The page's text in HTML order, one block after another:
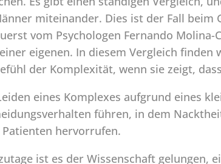
miteinander. Dies ist der Fall beim
vom Psychologen Fernando
eigenen. In diesem Vergleich
der Komplexität, wenn sie zeigt,
eines Komplexes aufgrund eines
führen, in dem
hervorrufen.
ist es der Wissenschaft gelungen,